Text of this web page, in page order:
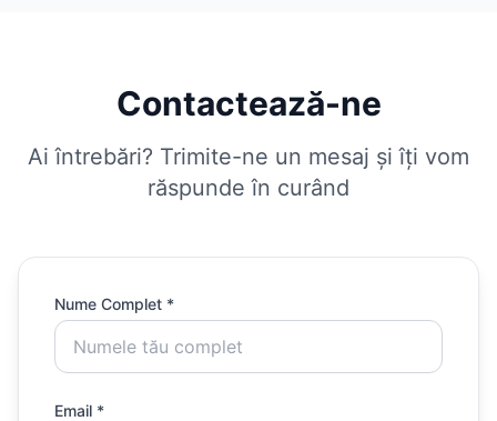
Contactează-ne
Ai întrebări? Trimite-ne un mesaj și îți vom
răspunde în curând
Nume Complet *
Email *